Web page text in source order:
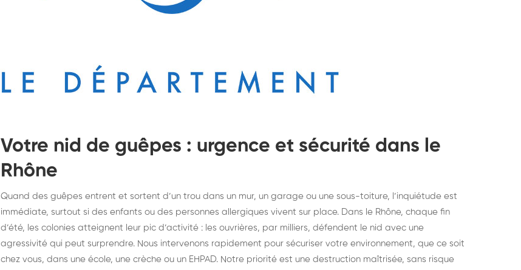
Destruction de nid de
frelons : intervention
rapide partout en France
Destruction de nid de
frelons asiatiques :
intervention partout en
Votre nid de guêpes : urgence et sécurité dans le
Rhône
Quand des guêpes entrent et sortent d’un trou dans un mur, un garage ou une sous-toiture, l’inquiétude est
immédiate, surtout si des enfants ou des personnes allergiques vivent sur place. Dans le Rhône, chaque fin
d’été, les colonies atteignent leur pic d’activité : les ouvrières, par milliers, défendent le nid avec une
agressivité qui peut surprendre. Nous intervenons rapidement pour sécuriser votre environnement, que ce soit
chez vous, dans une école, une crèche ou un EHPAD. Notre priorité est une destruction maîtrisée, sans risque